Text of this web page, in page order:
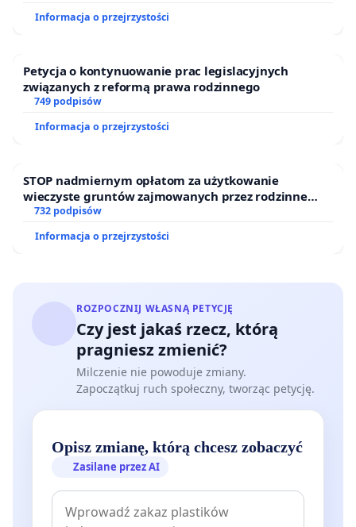
Informacja o przejrzystości
Petycja o kontynuowanie prac legislacyjnych
związanych z reformą prawa rodzinnego
749 podpisów
Informacja o przejrzystości
STOP nadmiernym opłatom za użytkowanie
wieczyste gruntów zajmowanych przez rodzinne
ogrody działkowe.
732 podpisów
Informacja o przejrzystości
ROZPOCZNIJ WŁASNĄ PETYCJĘ
Czy jest jakaś rzecz, którą
pragniesz zmienić?
Milczenie nie powoduje zmiany.
Zapoczątkuj ruch społeczny, tworząc petycję.
Opisz zmianę, którą chcesz zobaczyć
Zasilane przez AI